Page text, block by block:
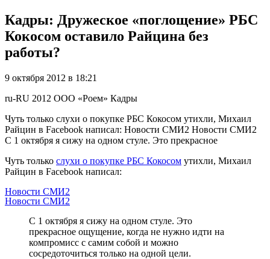
Кадры: Дружеское «поглощение» РБС
Кокосом оставило Райцина без
работы?
9 октября 2012 в 18:21
ru-RU 2012 ООО «Роем» Кадры
Чуть только слухи о покупке РБС Кокосом утихли, Михаил
Райцин в Facebook написал: Новости СМИ2 Новости СМИ2
С 1 октября я сижу на одном стуле. Это прекрасное
Чуть только слухи о покупке РБС Кокосом утихли, Михаил
Райцин в Facebook написал:
Новости СМИ2
Новости СМИ2
С 1 октября я сижу на одном стуле. Это
прекрасное ощущение, когда не нужно идти на
компромисс с самим собой и можно
сосредоточиться только на одной цели.